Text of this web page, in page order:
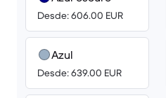
Desde: 606.00 EUR
Azul
Desde: 639.00 EUR